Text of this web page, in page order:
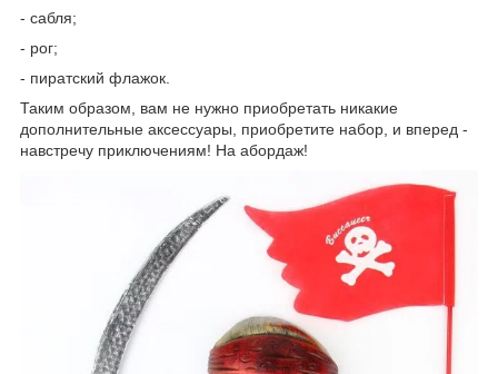
- сабля;
- рог;
- пиратский флажок.
Таким образом, вам не нужно приобретать никакие
дополнительные аксессуары, приобретите набор, и вперед -
навстречу приключениям! На абордаж!